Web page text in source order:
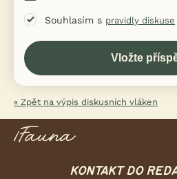
Souhlasím s pravidly diskuse
« Zpět na výpis diskusních vláken
KONTAKT DO